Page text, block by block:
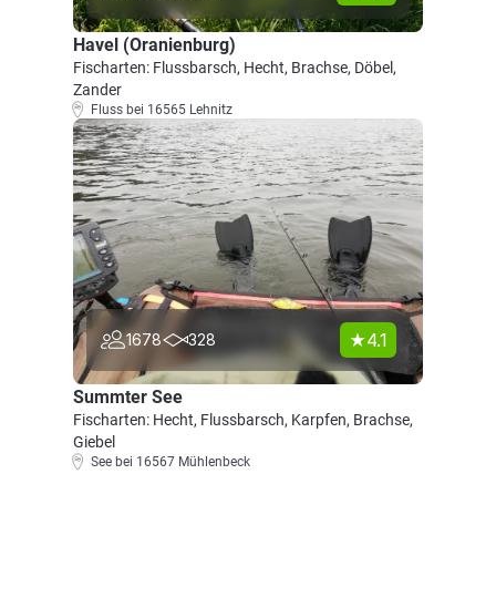
Havel (Oranienburg)
Fischarten: Flussbarsch, Hecht, Brachse, Döbel,
Zander
Fluss bei 16565 Lehnitz
1678 328 4.1
Summter See
Fischarten: Hecht, Flussbarsch, Karpfen, Brachse,
Giebel
See bei 16567 Mühlenbeck